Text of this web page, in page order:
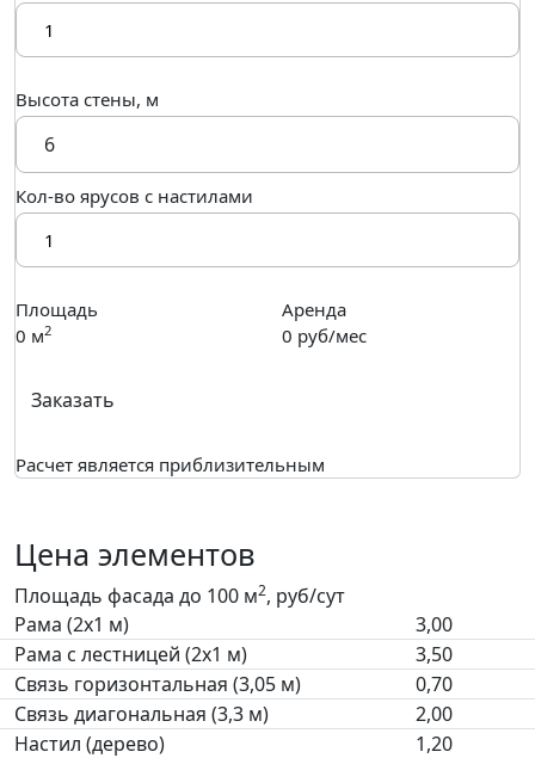
Высота стены, м
Кол-во ярусов с настилами
Площадь
0 м2
Аренда
0 руб/мес
Заказать
Расчет является приблизительным
Цена элементов
Площадь фасада до 100 м2, руб/сут
Рама (2х1 м)
3,00
Рама с лестницей (2х1 м)
3,50
Связь горизонтальная (3,05 м)
0,70
Связь диагональная (3,3 м)
2,00
Настил (дерево)
1,20